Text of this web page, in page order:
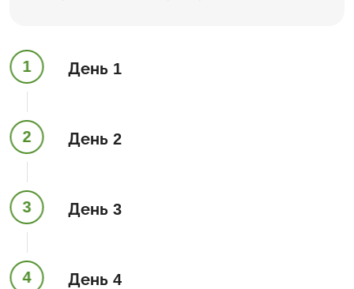
1 День 1
2 День 2
3 День 3
4 День 4